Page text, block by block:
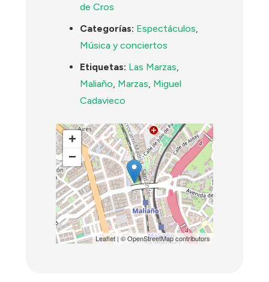
de Cros
Categorías: Espectáculos
Música y conciertos
Etiquetas: Las Marzas
Maliaño Marzas Miguel
Cadavieco
+
−
Leaflet| ©OpenStreetMapcontributors